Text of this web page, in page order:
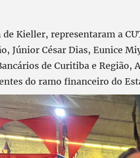
de Kieller, representaram a
Júnior César Dias, Eunice
de Curitiba e
do ramo financeiro do